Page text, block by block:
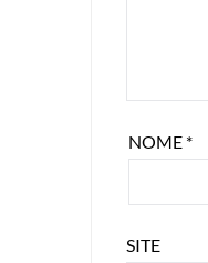
NOME *
SITE